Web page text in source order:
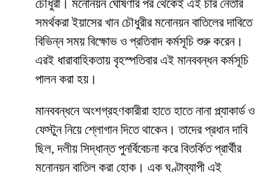
চৌধুরী। মনোনয়ন ঘোষণার পর থেকেই এই চার নেতার
সমর্থকরা ইয়াসের খান চৌধুরীর মনোনয়ন বাতিলের দাবিতে
বিভিন্ন সময় বিক্ষোভ ও প্রতিবাদ কর্মসূচি শুরু করেন।
এরই ধারাবাহিকতায় বৃহস্পতিবার এই মানববন্ধন কর্মসূচি
পালন করা হয়।
মানববন্ধনে অংশগ্রহণকারীরা হাতে হাতে নানা প্ল্যাকার্ড ও
ফেস্টুন নিয়ে শ্লোগান দিতে থাকেন। তাদের প্রধান দাবি
ছিল, দলীয় সিদ্ধান্ত পুনর্বিবেচনা করে বিতর্কিত প্রার্থীর
মনোনয়ন বাতিল করা হোক। এক ঘণ্টাব্যাপী এই